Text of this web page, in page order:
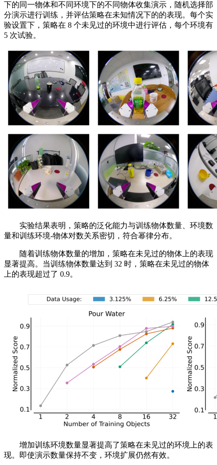
下的同一物体和不同环境下的不同物体收集演示，随机选择部
分演示进行训练，并评估策略在未知情况下的的表现。每个实
验设置下，策略在 8 个未见过的环境中进行评估，每个环境有
5 次试验。
实验结果表明，策略的泛化能力与训练物体数量、环境数
量和训练环境-物体对数关系密切，符合幂律分布。
随着训练物体数量的增加，策略在未见过的物体上的表现
显著提高。当训练物体数量达到 32 时，策略在未见过的物体
上的表现超过了 0.9。
增加训练环境数量显著提高了策略在未见过的环境上的表
现。即使演示数量保持不变，环境扩展仍然有效。